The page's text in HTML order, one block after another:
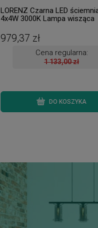
LORENZ Czarna LED
4x4W 3000K Lampa wisząca
979,37 zł
Cena regularna:
1 133,00 zł
DO KOSZYKA